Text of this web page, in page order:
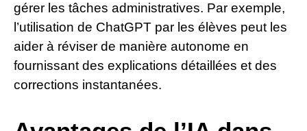
gérer les tâches administratives. Par exemple,
l’utilisation de ChatGPT par les élèves peut les
aider à réviser de manière autonome en
fournissant des explications détaillées et des
corrections instantanées.